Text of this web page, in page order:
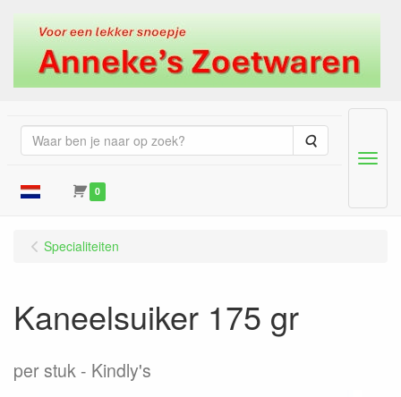
Zoeken
0
Menu
Specialiteiten
Kaneelsuiker 175 gr
per stuk Kindly's